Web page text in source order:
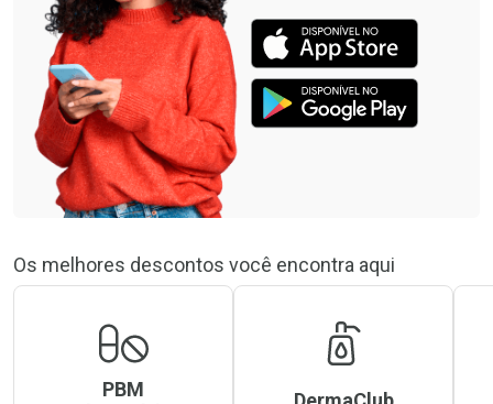
Os melhores descontos você encontra aqui
PBM